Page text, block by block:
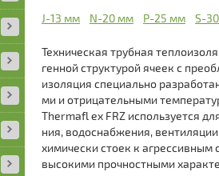
J-13 мм N-20 мм P-25 мм S-
Техническая трубная
генной структурой ячеек с
изоляция специально
ми и отрицательными
Thermafl ex FRZ используется
ния, водоснабжения,
химически стоек к
высокими прочностными